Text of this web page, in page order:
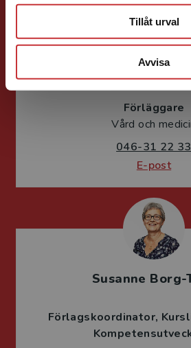
Tillåt urval
Avvisa
Vala
Förläggare
Vård och
046-31 22 33
E-post
Susanne Borg-
Förlagskoordinator